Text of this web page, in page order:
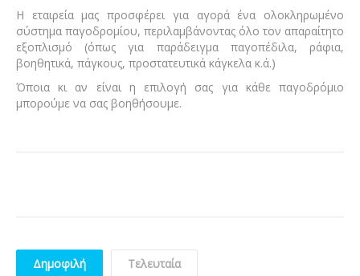
Η εταιρεία μας προσφέρει για αγορά ένα ολοκληρωμένο
σύστημα παγοδρομίου, περιλαμβάνοντας όλο τον απαραίτητο
εξοπλισμό (όπως για παράδειγμα παγοπέδιλα, ράφια,
βοηθητικά, πάγκους, προστατευτικά κάγκελα κ.ά.)
Όποια κι αν είναι η επιλογή σας για κάθε παγοδρόμιο
μπορούμε να σας βοηθήσουμε.
Δημοφιλή Τελευταία